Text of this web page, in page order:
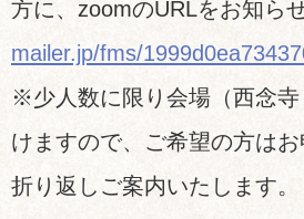
方に、zoomのURLをお知ら
mailer.jp/fms/
※少人数に限り会場（西念
けますので、ご希望の方は
折り返しご案内いたします。